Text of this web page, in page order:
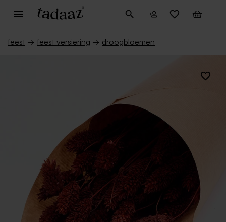
feest → feest versiering → droogbloemen